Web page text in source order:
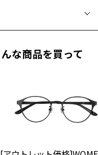
証
証期間は初期の期間から
券」をお選びのうえ、
買い求めください。
ンズ交換券」はお選び
な商品を買って